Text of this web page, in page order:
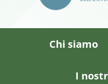
Chi siamo
I